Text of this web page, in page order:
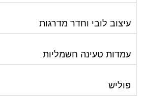
עיצוב לובי וחדר מדרגות
עמדות טעינה חשמליות
פוליש